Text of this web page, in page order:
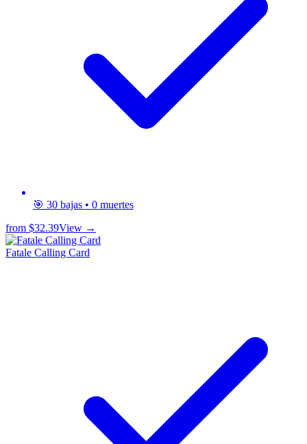
🎯 30 bajas • 0 muertes
from $32.39View →
Fatale Calling Card